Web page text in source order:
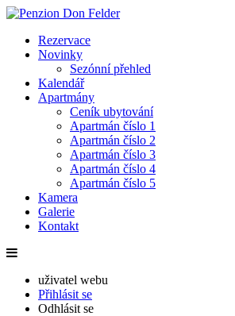
Rezervace
Novinky
Sezónní přehled
Kalendář
Apartmány
Ceník ubytování
Apartmán číslo 1
Apartmán číslo 2
Apartmán číslo 3
Apartmán číslo 4
Apartmán číslo 5
Kamera
Galerie
Kontakt
uživatel webu
Přihlásit se
Odhlásit se